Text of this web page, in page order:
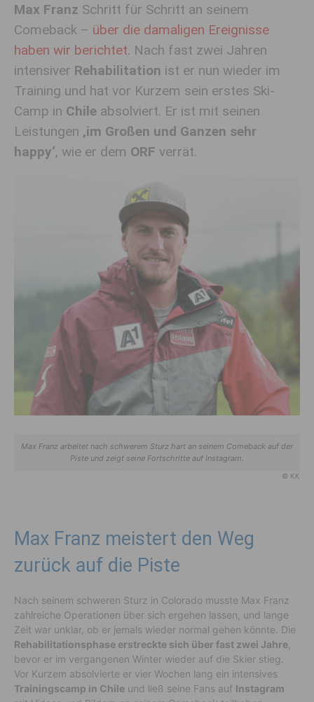
Max Franz Schritt für Schritt an seinem
Comeback – über die damaligen Ereignisse
haben wir berichtet. Nach fast zwei Jahren
intensiver Rehabilitation ist er nun wieder im
Training und hat vor Kurzem sein erstes Ski-
Camp in Chile absolviert. Er ist mit seinen
Leistungen ‚im Großen und Ganzen sehr
happy‘, wie er dem ORF verrät.
Max Franz arbeitet nach schwerem Sturz hart an seinem Comeback auf der
Piste und zeigt seine Fortschritte auf Instagram.
© KK
Max Franz meistert den Weg
zurück auf die Piste
Nach seinem schweren Sturz in Colorado musste Max Franz
zahlreiche Operationen über sich ergehen lassen, und lange
Zeit war unklar, ob er jemals wieder normal gehen könnte. Die
Rehabilitationsphase erstreckte sich über fast zwei Jahre
bevor er im vergangenen Winter wieder auf die Skier stieg.
Vor Kurzem absolvierte er vier Wochen lang ein intensives
Trainingscamp in Chile und ließ seine Fans auf Instagram